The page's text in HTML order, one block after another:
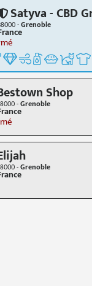
Satyva - CBD
-Grenoble
Shop
-Grenoble
-Grenoble